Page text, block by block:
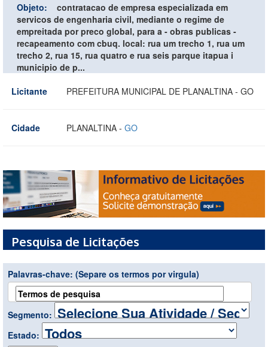
Objeto:
contratacao de empresa especializada em
servicos de engenharia civil, mediante o regime de
empreitada por preco global, para a - obras publicas -
recapeamento com cbuq. local: rua um trecho 1, rua um
trecho 2, rua 15, rua quatro e rua seis parque itapua i
municipio de p...
Licitante
PREFEITURA MUNICIPAL DE PLANALTINA - GO
Cidade PLANALTINA - GO
Pesquisa de Licitações
Palavras-chave: (Separe os termos por virgula)
Segmento:
Estado: